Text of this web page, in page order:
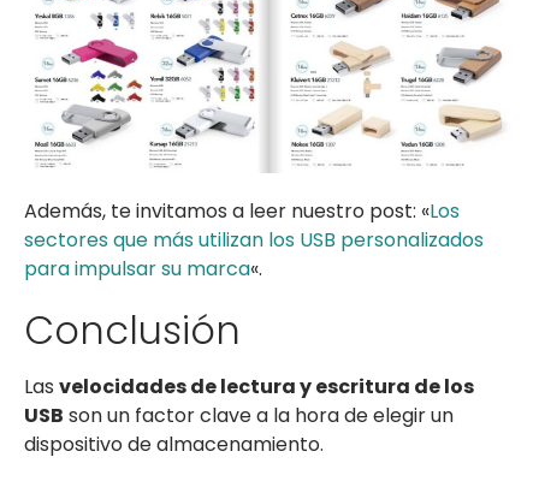
Además, te invitamos a leer nuestro post: «Los
sectores que más utilizan los USB personalizados
para impulsar su marca«.
Conclusión
Las velocidades de lectura y escritura de los
USB son un factor clave a la hora de elegir un
dispositivo de almacenamiento.